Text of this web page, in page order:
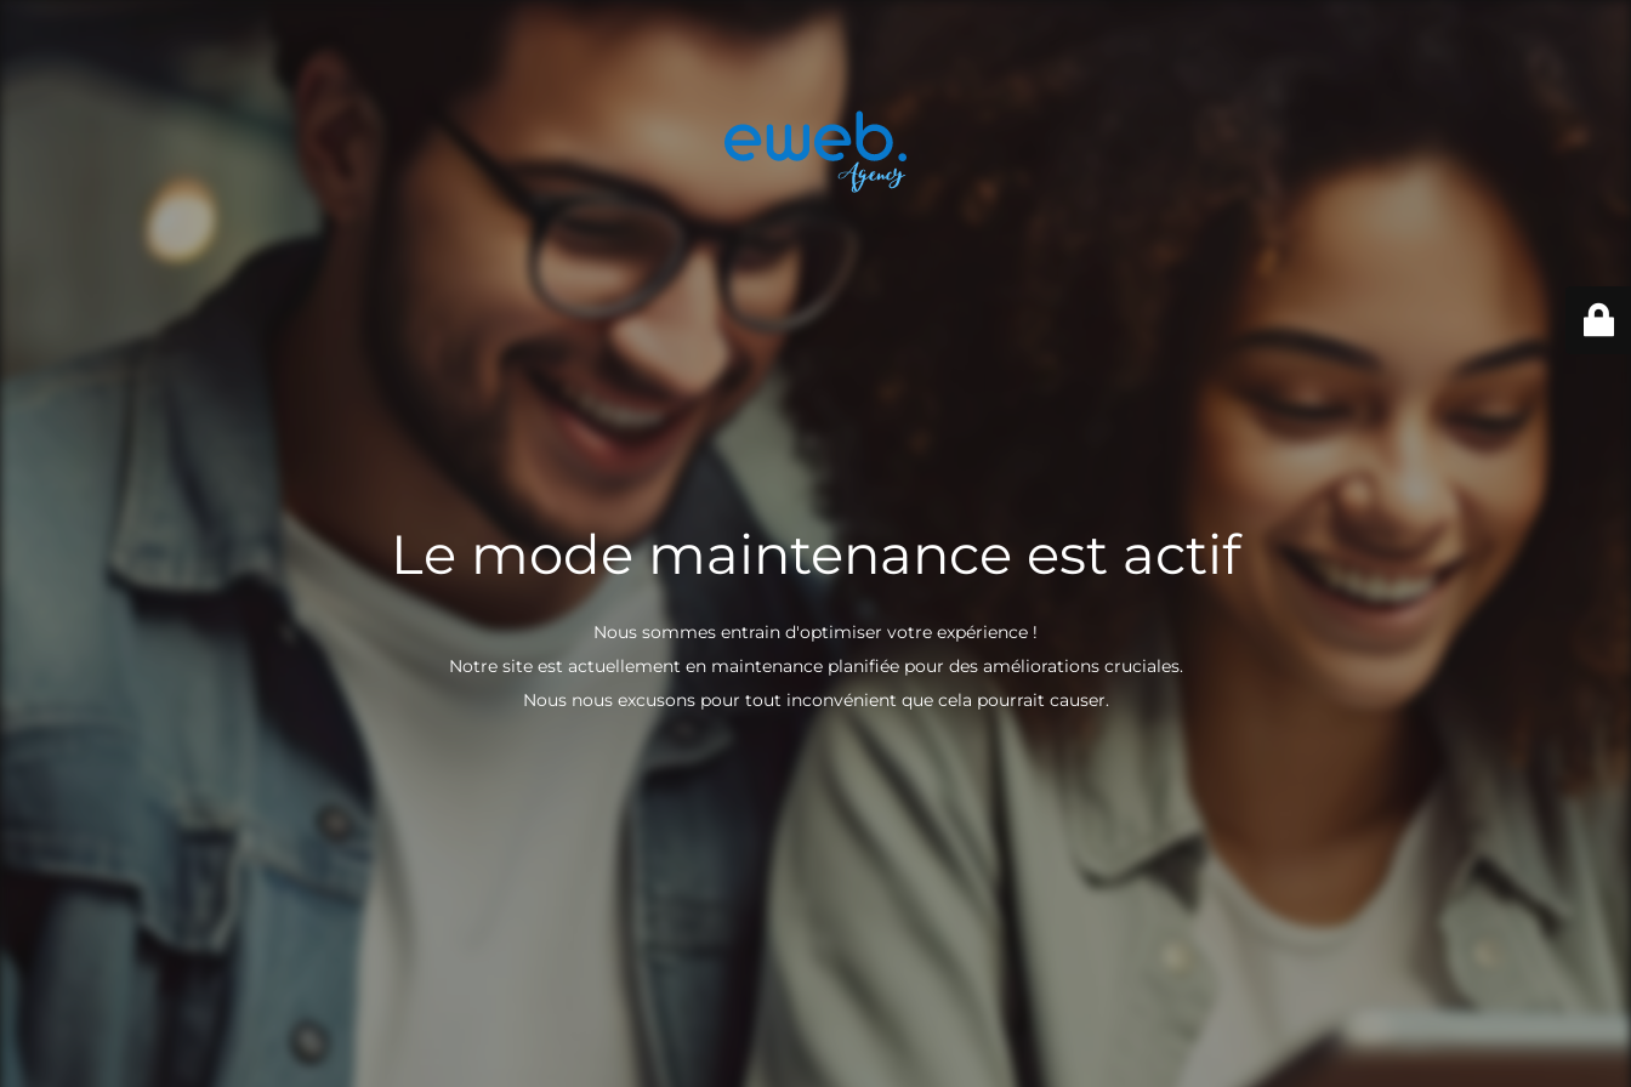
Le mode maintenance est actif
Nous sommes entrain d'optimiser votre expérience !
Notre site est actuellement en maintenance planifiée pour des améliorations cruciales.
Nous nous excusons pour tout inconvénient que cela pourrait causer.